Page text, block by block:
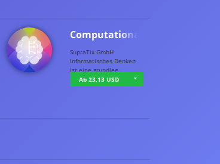
Computational T…
SupraTix GmbH
Informatisches Denken
ist eine grundleg…
Ab 23,13 USD